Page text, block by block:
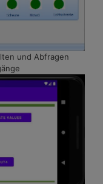
und Abfragen